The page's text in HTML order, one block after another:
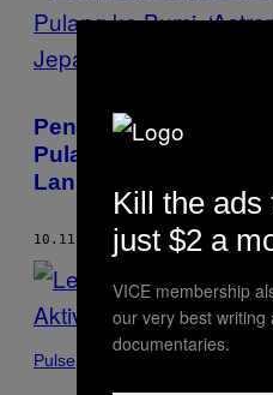
Penipuan Gaya Baru:
Pulang ke Bumi,
Lansia Jepang
10.11.22 BY HANAKO MONTGOMERY
Pulse
Kill the ads
just $2 a
VICE membership
our very best writing
documentaries.